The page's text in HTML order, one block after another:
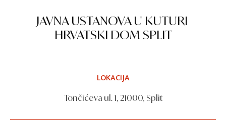
JAVNA USTANOVA U KUTURI
HRVATSKI DOM SPLIT
LOKACIJA
Tončićeva ul. 1, 21000, Split